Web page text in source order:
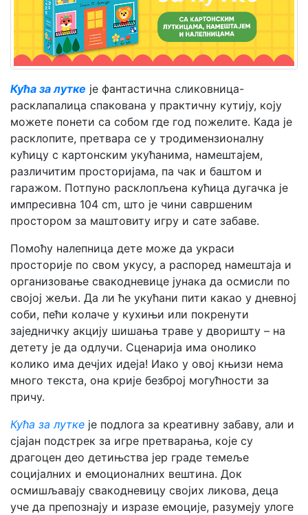
налог
Кућа за лутке је фантастична сликовница-
расклапалица спакована у практичну кутију, коју
можете понети са собом где год пожелите. Када је
расклопите, претвара се у тродимензионалну
кућицу с картонским укућанима, намештајем,
различитим просторијама, па чак и баштом и
гаражом. Потпуно расклопљена кућица дугачка је
импресивна 104 cm, што је чини савршеним
простором за маштовиту игру и сате забаве.
Помоћу налепница дете може да украси
просторије по свом укусу, а распоред намештаја и
организовање свакодневице јунака да осмисли по
својој жељи. Да ли ће укућани пити какао у дневној
соби, пећи колаче у кухињи или покренути
заједничку акцију шишања траве у дворишту – на
детету је да одлучи. Сценарија има онолико
колико има дечјих идеја! Иако у овој књизи нема
много текста, она крије безброј могућности за
причу.
Кућа за лутке је подлога за креативну забаву, али и
сјајан подстрек за игре претварања, које су
драгоцен део детињства јер граде темеље
социјалних и емоционалних вештина. Док
осмишљавају свакодневицу својих ликова, деца
уче да препознају и изразе емоције, разумеју улоге